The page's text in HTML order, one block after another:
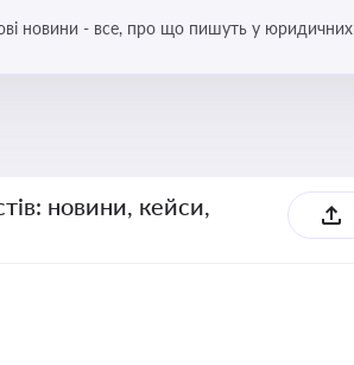
новини - все, про що пишуть у юридичних
новини, кейси,